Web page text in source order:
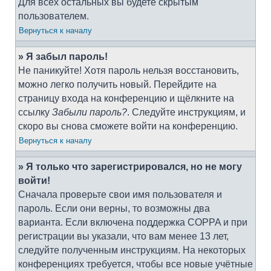
Для всех остальных вы будете скрытым
пользователем.
Вернуться к началу
» Я забыл пароль!
Не паникуйте! Хотя пароль нельзя восстановить,
можно легко получить новый. Перейдите на
страницу входа на конференцию и щёлкните на
ссылку Забыли пароль?. Следуйте инструкциям, и
скоро вы снова сможете войти на конференцию.
Вернуться к началу
» Я только что зарегистрировался, но не могу
войти!
Сначала проверьте свои имя пользователя и
пароль. Если они верны, то возможны два
варианта. Если включена поддержка COPPA и при
регистрации вы указали, что вам менее 13 лет,
следуйте полученным инструкциям. На некоторых
конференциях требуется, чтобы все новые учётные